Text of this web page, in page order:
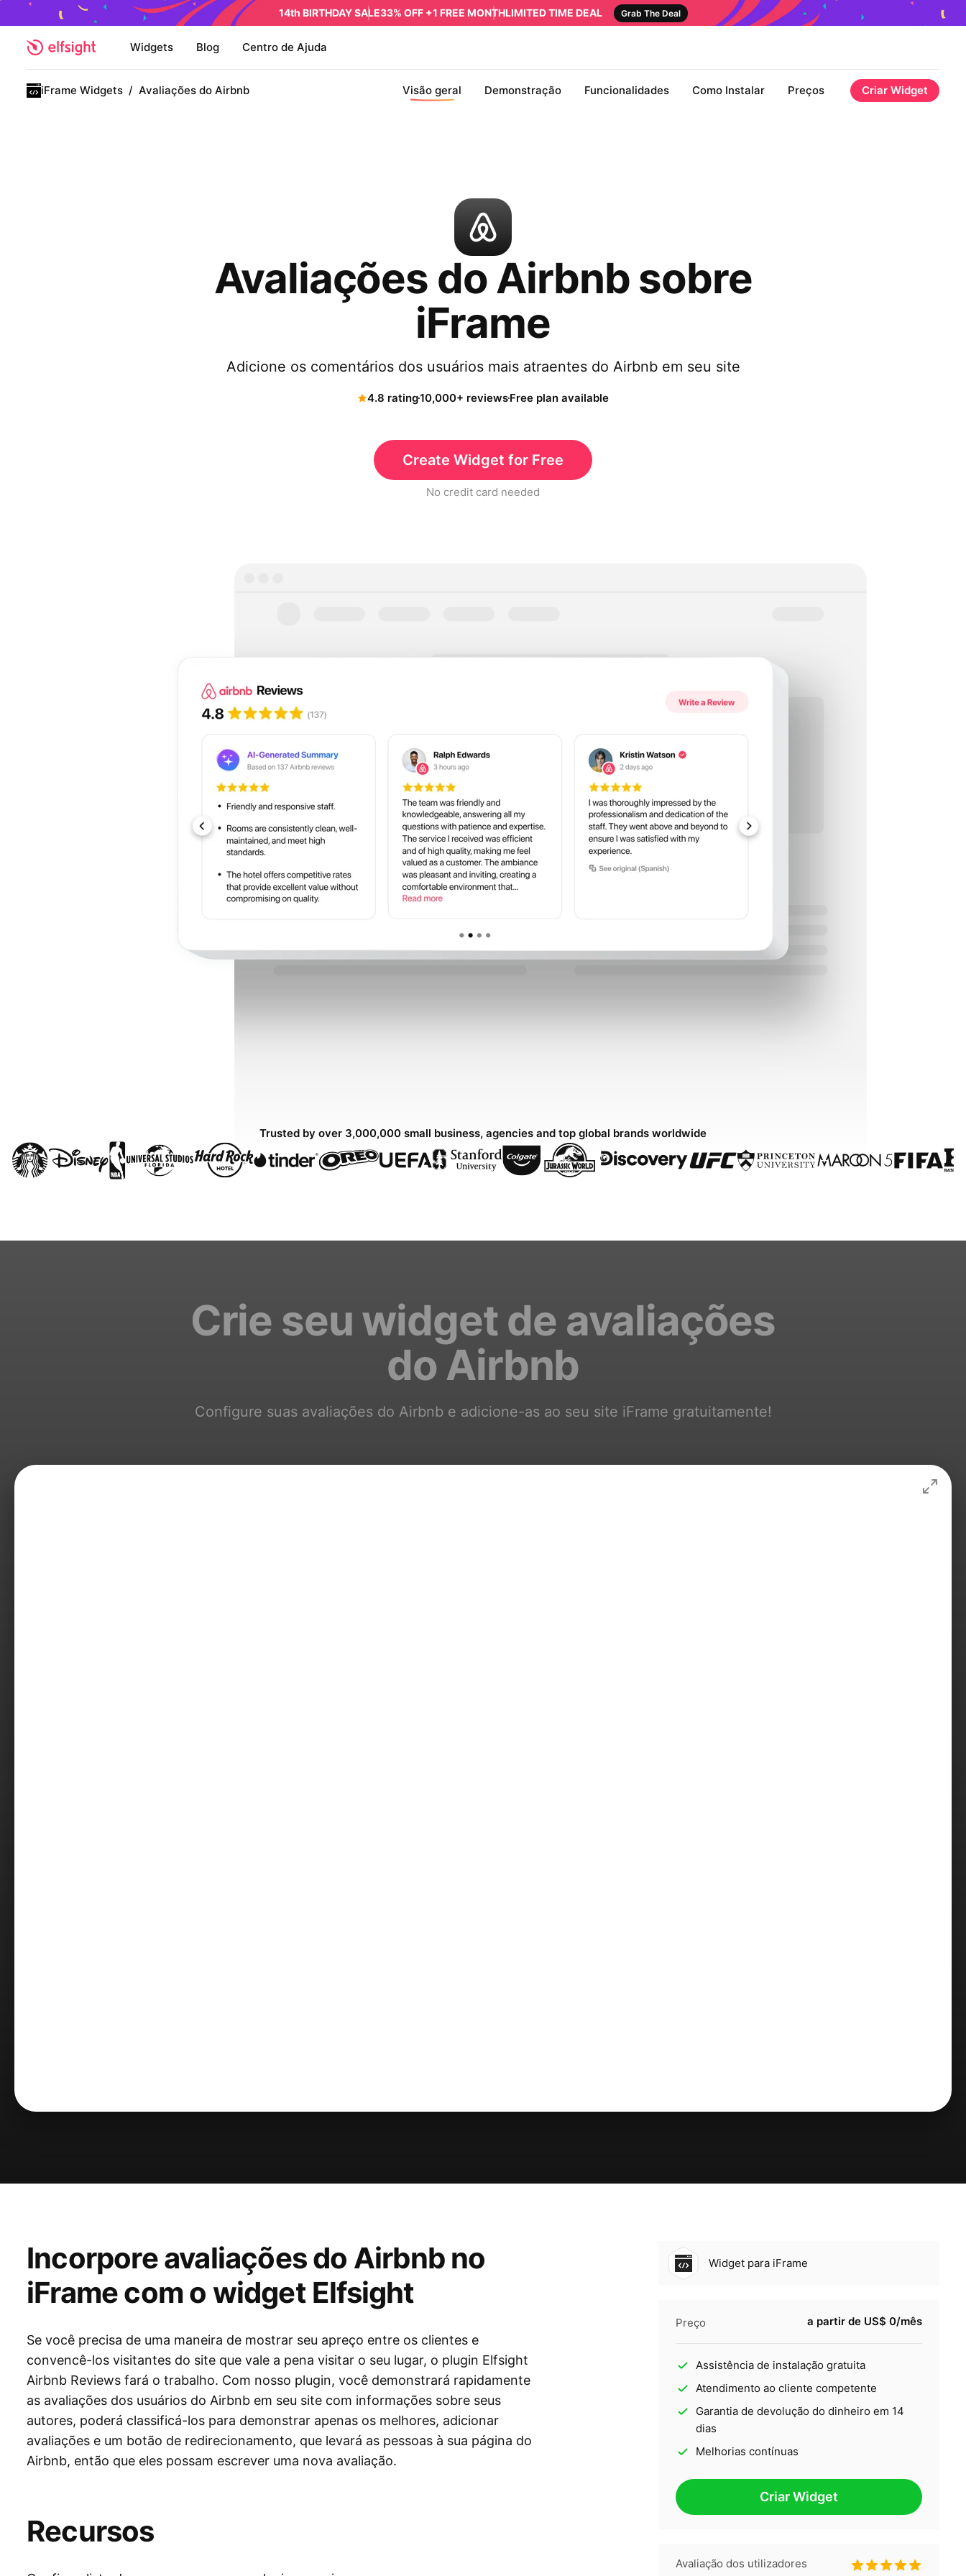
14th BIRTHDAY SALE33% OFF +1 FREE MONTHLIMITED TIME DEAL Grab The Deal
Widgets Blog Centro de Ajuda
iFrame Widgets / Avaliações do Airbnb Visão geral Demonstração Funcionalidades Como Instalar Preços Criar Widget
Avaliações do Airbnb sobre
iFrame
Adicione os comentários dos usuários mais atraentes do Airbnb em seu site
4.8 rating10,000+ reviewsFree plan available
Create Widget for Free
No credit card needed
Trusted by over 3,000,000 small business, agencies and top global brands worldwide
Crie seu widget de avaliações
do Airbnb
Configure suas avaliações do Airbnb e adicione-as ao seu site iFrame gratuitamente!
Incorpore avaliações do Airbnb no
iFrame com o widget Elfsight
Se você precisa de uma maneira de mostrar seu apreço entre os clientes e
convencê-los visitantes do site que vale a pena visitar o seu lugar, o plugin Elfsight
Airbnb Reviews fará o trabalho. Com nosso plugin, você demonstrará rapidamente
as avaliações dos usuários do Airbnb em seu site com informações sobre seus
autores, poderá classificá-los para demonstrar apenas os melhores, adicionar
avaliações e um botão de redirecionamento, que levará as pessoas à sua página do
Airbnb, então que eles possam escrever uma nova avaliação.
Recursos
Widget para iFrame
Preço a partir de US$ 0/mês
Assistência de instalação gratuita
Atendimento ao cliente competente
Garantia de devolução do dinheiro em 14
dias
Melhorias contínuas
Criar Widget
Avaliação dos utilizadores